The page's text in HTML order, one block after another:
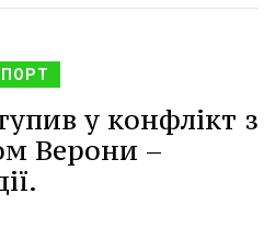
у конфлікт з
Верони –